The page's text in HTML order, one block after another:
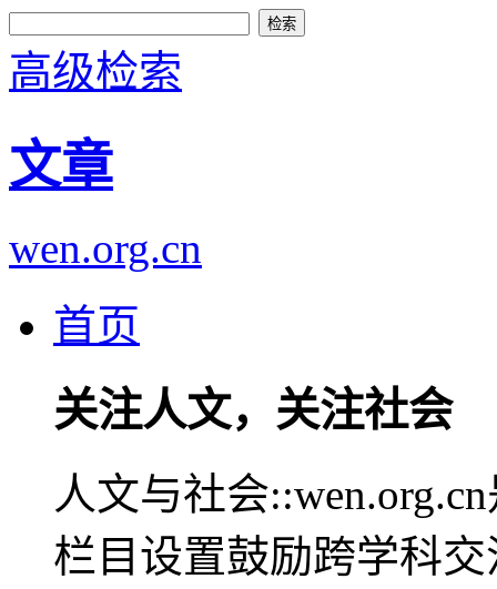
高级检索
文章
wen.org.cn
首页
关注人文，关注社会
人文与社会
栏目设置鼓励跨学科